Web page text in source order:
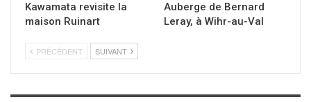
Kawamata revisite la
maison Ruinart
Auberge de Bernard
Leray, à Wihr-au-Val
PRÉCÉDENT SUIVANT